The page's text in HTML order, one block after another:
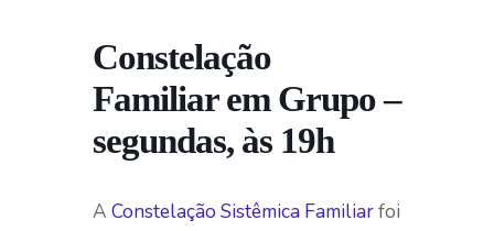
Constelação
Familiar em Grupo –
segundas, às 19h
A Constelação Sistêmica Familiarfoi